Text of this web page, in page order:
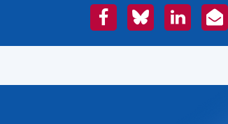
FacebookBlueskyLinkedIn
E-